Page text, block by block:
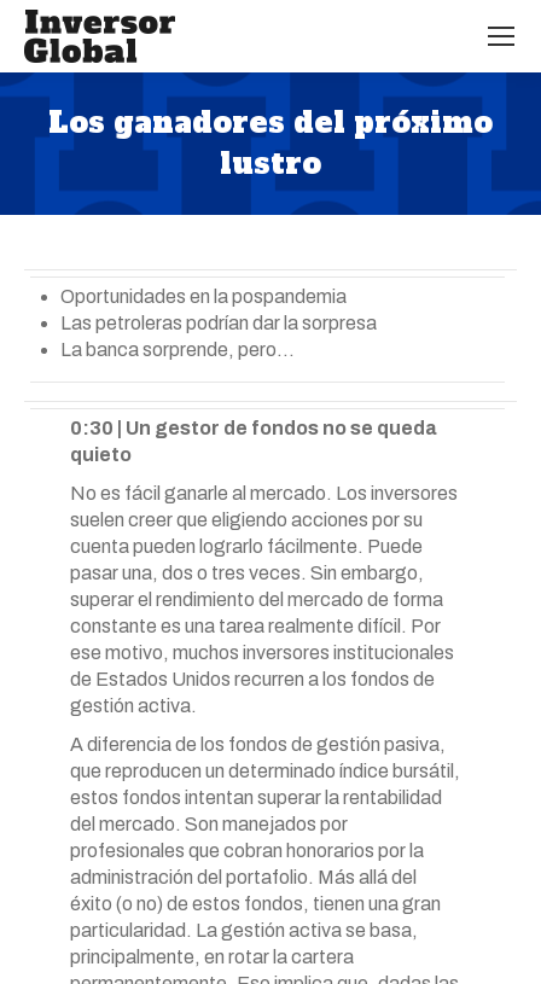
Los ganadores del próximo
lustro
Estás aquí:
Oportunidades en la pospandemia
Las petroleras podrían dar la sorpresa
La banca sorprende, pero…
0:30 | Un gestor de fondos no se queda
quieto
No es fácil ganarle al mercado. Los inversores
suelen creer que eligiendo acciones por su
cuenta pueden lograrlo fácilmente. Puede
pasar una, dos o tres veces. Sin embargo,
superar el rendimiento del mercado de forma
constante es una tarea realmente difícil. Por
ese motivo, muchos inversores institucionales
de Estados Unidos recurren a los fondos de
gestión activa.
A diferencia de los fondos de gestión pasiva,
que reproducen un determinado índice bursátil,
estos fondos intentan superar la rentabilidad
del mercado. Son manejados por
profesionales que cobran honorarios por la
administración del portafolio. Más allá del
éxito (o no) de estos fondos, tienen una gran
particularidad. La gestión activa se basa,
principalmente, en rotar la cartera